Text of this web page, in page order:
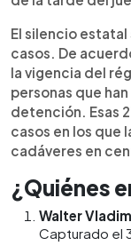
El silencio
casos. De
la vigencia del
personas que
detención. Esas
casos en los que
cadáveres en
¿Quiénes
Walter
Capturado el